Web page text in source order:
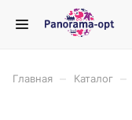
Главная Каталог